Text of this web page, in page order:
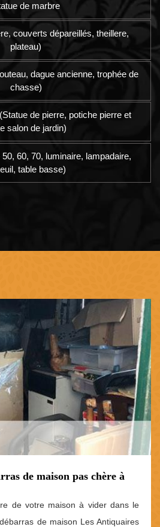
de marbre
couverts dépareillés, theillere,
plateau)
dague ancienne, trophée de
chasse)
de pierre, potiche pierre et
salon de jardin)
60, 70, luminaire, lampadaire,
table basse)
de maison pas chère à
de votre maison à vider dans le
de maison Les Antiquaires